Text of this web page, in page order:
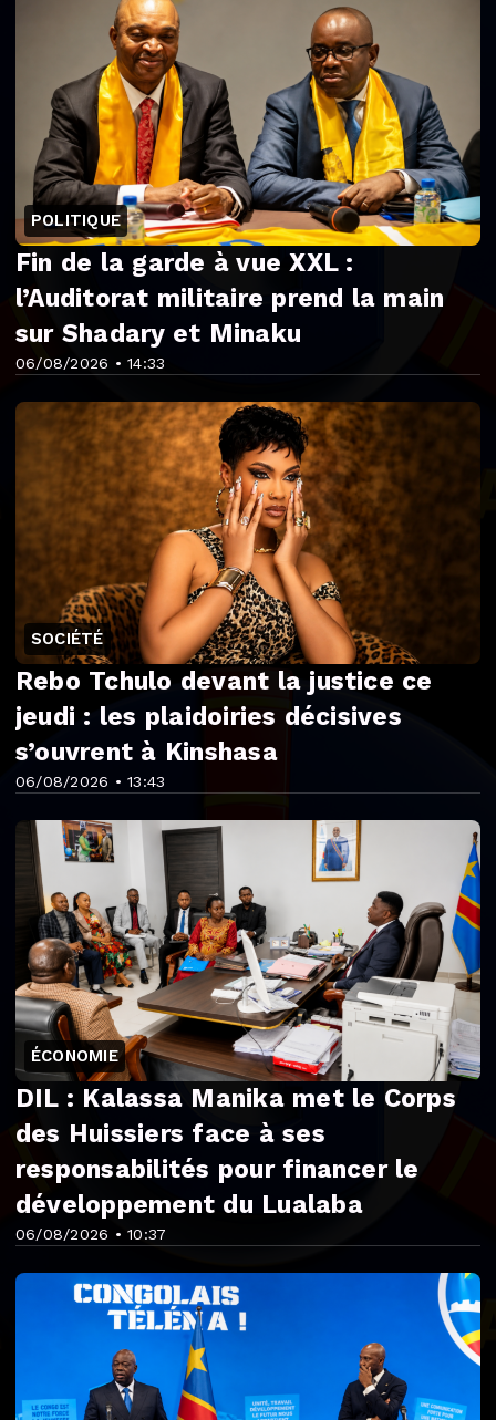
POLITIQUE
06/08/2026 • 14:33
Fin de la garde à vue XXL :
l’Auditorat militaire prend la main
sur Shadary et Minaku
SOCIÉTÉ
06/08/2026 • 13:43
Rebo Tchulo devant la justice ce
jeudi : les plaidoiries décisives
s’ouvrent à Kinshasa
ÉCONOMIE
06/08/2026 • 10:37
DIL : Kalassa Manika met le Corps
des Huissiers face à ses
responsabilités pour financer le
développement du Lualaba